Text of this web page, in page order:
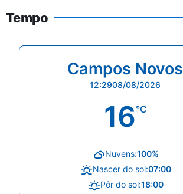
Tempo
Campos Novos
12:2908/08/2026
16°C
Nuvens:100%
Nascer do sol:07:00
Pôr do sol:18:00